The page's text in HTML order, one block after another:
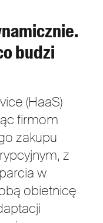
budzi
(HaaS)
firmom
zakupu
z
w
obietnicę